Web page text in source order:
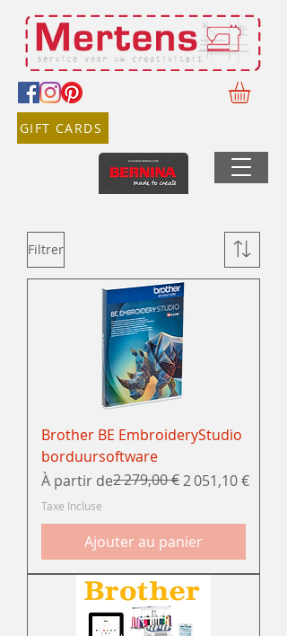
GIFT CARDS
Filtrer
Brother BE EmbroideryStudio
borduursoftware
À partir de
Prix original2 279,00 €2 051,10 €
Prix promotionnel
Taxe Incluse
Ajouter au panier